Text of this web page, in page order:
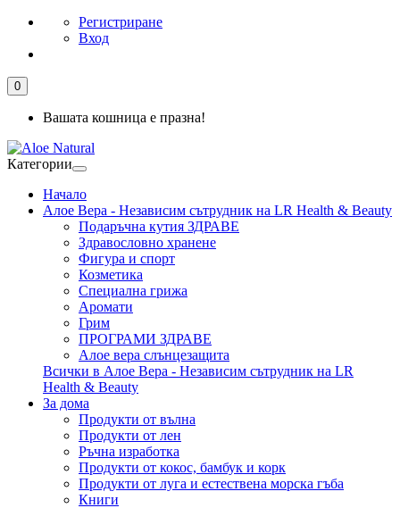
Регистриране
Вход
0
Вашата кошница е празна!
Категории
Начало
Алое Вера - Независим сътрудник на LR Health & Beauty
Подаръчна кутия ЗДРАВЕ
Здравословно хранене
Фигура и спорт
Козметика
Специална грижа
Аромати
Грим
ПРОГРАМИ ЗДРАВЕ
Алое вера слънцезащита
Всички в Алое Вера - Независим сътрудник на LR
Health & Beauty
За дома
Продукти от вълна
Продукти от лен
Ръчна изработка
Продукти от кокос, бамбук и корк
Продукти от луга и естествена морска гъба
Книги